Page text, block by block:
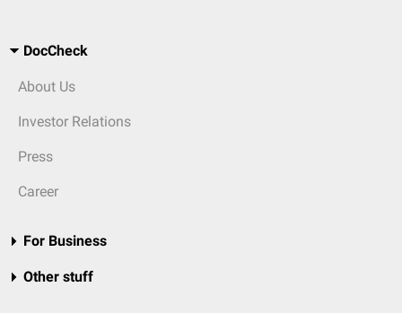
DocCheck
About Us
Investor Relations
Press
Career
For Business
Other stuff